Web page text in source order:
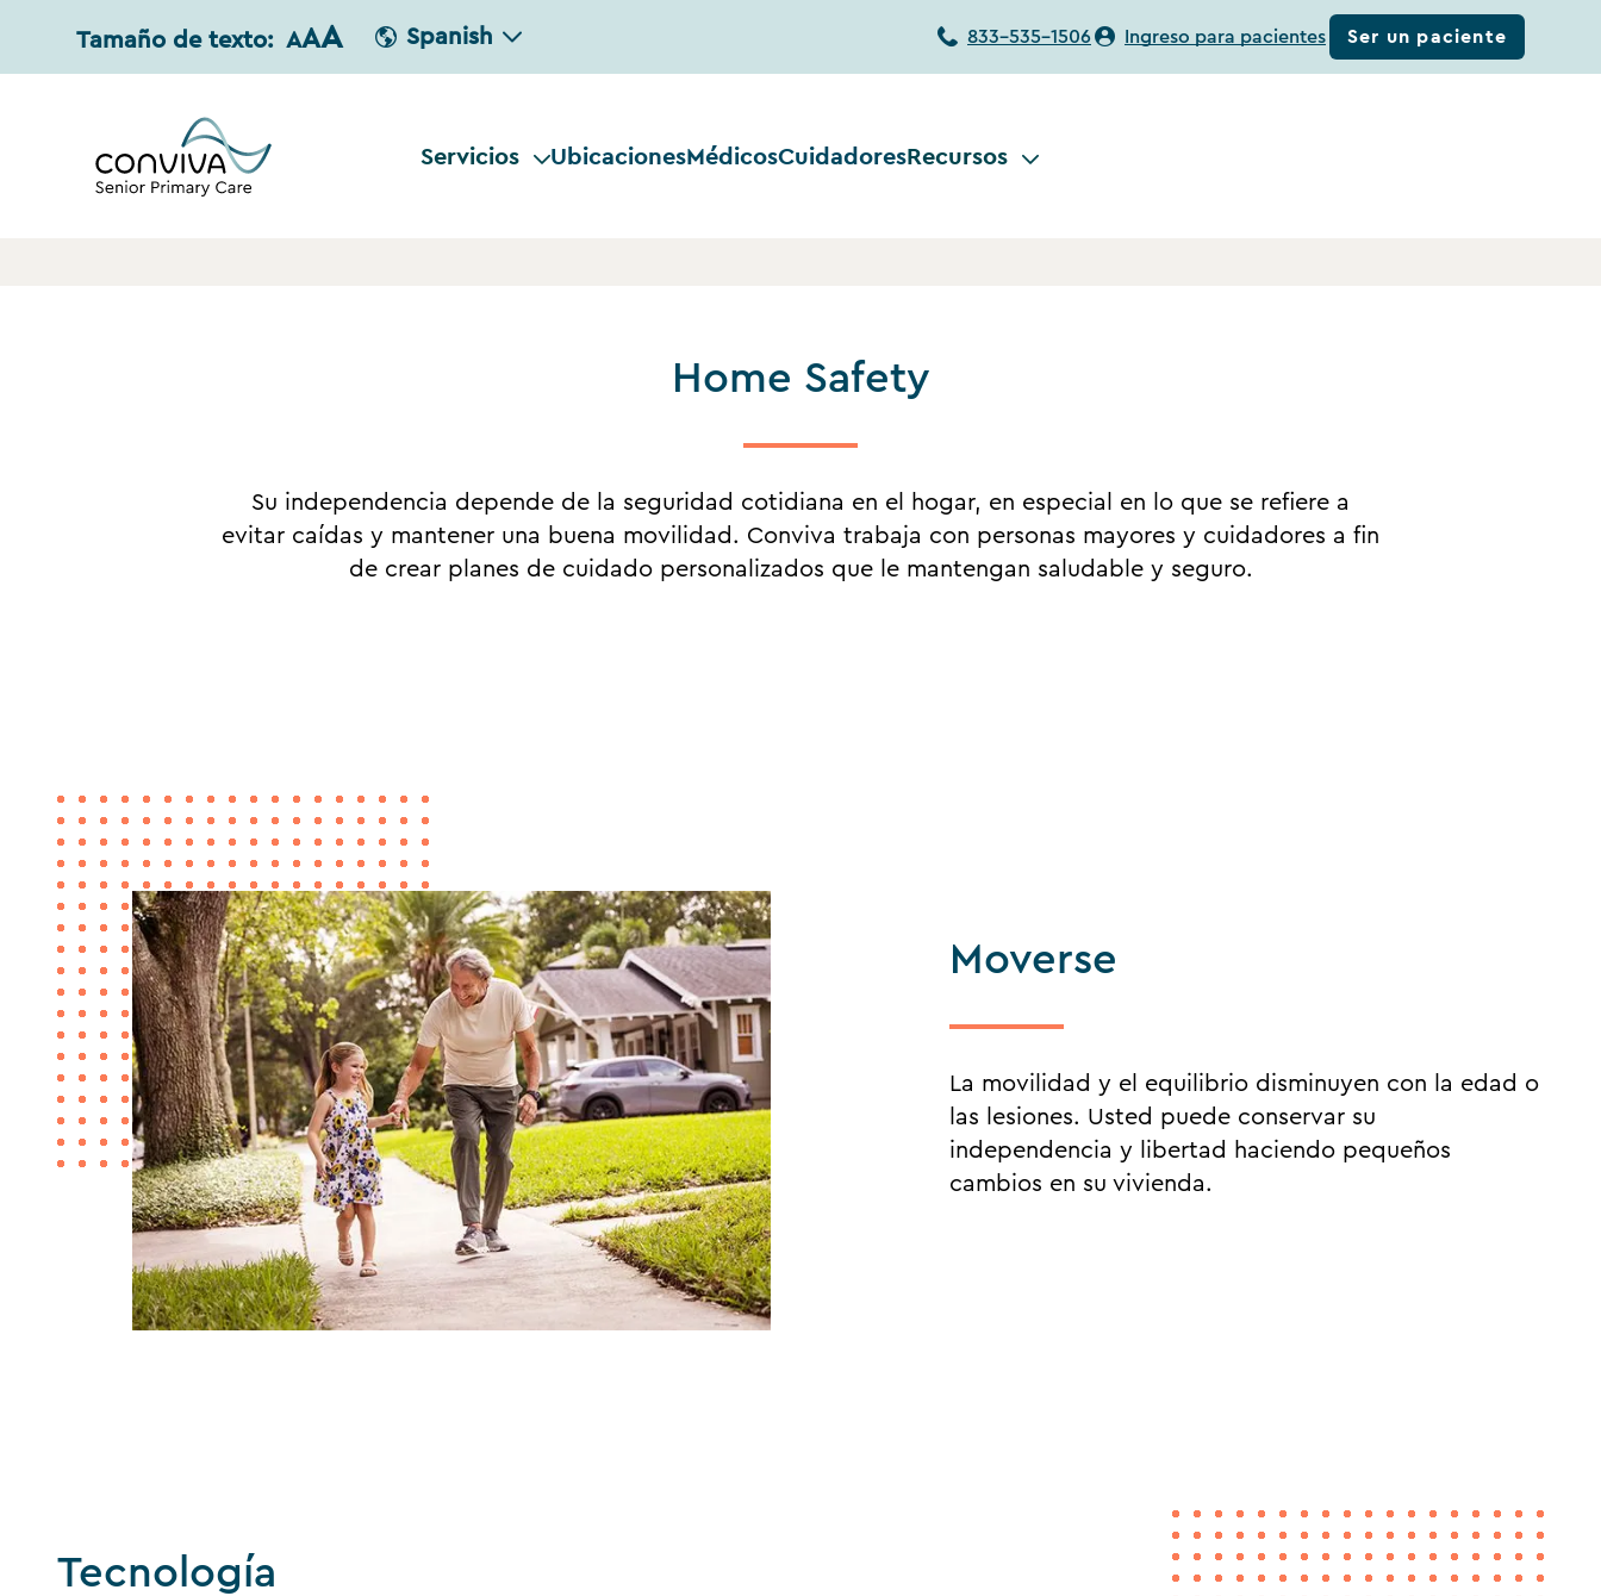
Tamaño de texto: AAA Spanish 833-535-1506 Ingreso para pacientes Ser un paciente
Servicios UbicacionesMédicosCuidadoresRecursos
Home Safety
Su independencia depende de la seguridad cotidiana en el hogar, en especial en lo que se refiere a
evitar caídas y mantener una buena movilidad. Conviva trabaja con personas mayores y cuidadores a fin
de crear planes de cuidado personalizados que le mantengan saludable y seguro.
Moverse
La movilidad y el equilibrio disminuyen con la edad o
las lesiones. Usted puede conservar su
independencia y libertad haciendo pequeños
cambios en su vivienda.
Tecnología